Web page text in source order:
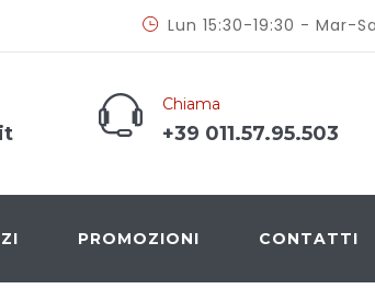
Lun 15:30-19:30 - Mar-
Chiama
+39 011.57.95.503
PROMOZIONI CONTATTI